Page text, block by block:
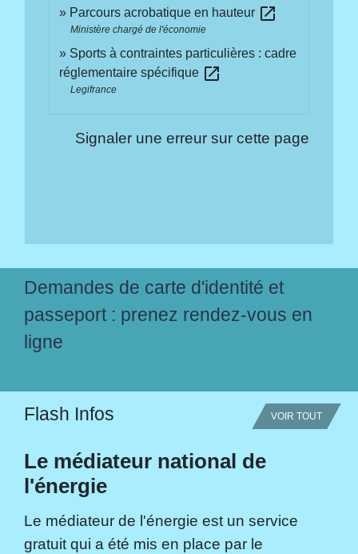
Parcours acrobatique en hauteur open_in_new
Ministère chargé de l'économie
Sports à contraintes particulières : cadre
réglementaire spécifique open_in_new
Legifrance
Signaler une erreur sur cette page
Demandes de carte d'identité et
passeport : prenez rendez-vous en
ligne
Flash Infos VOIR TOUT
Le médiateur national de
l'énergie
Le médiateur de l'énergie est un service
gratuit qui a été mis en place par le